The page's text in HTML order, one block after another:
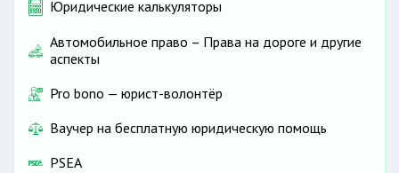
Юридические калькуляторы
Автомобильное право – Права на дороге и другие
аспекты
Pro bono — юрист-волонтёр
Ваучер на бесплатную юридическую помощь
PSEA